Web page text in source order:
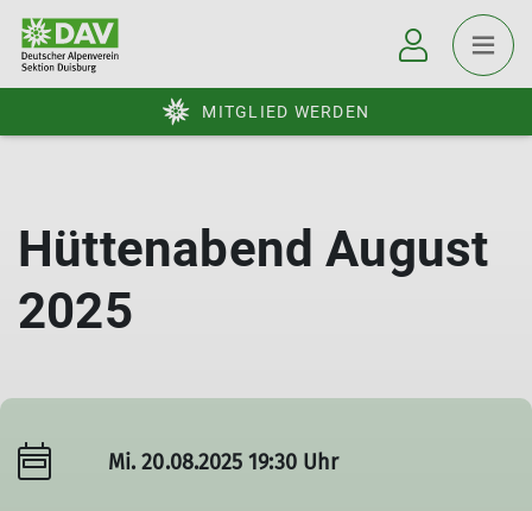
MITGLIED WERDEN
Hüttenabend August
2025
Mi. 20.08.2025 19:30 Uhr